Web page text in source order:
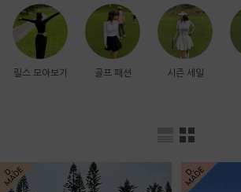
릴스 모아보기 골프 패션 시즌 세일